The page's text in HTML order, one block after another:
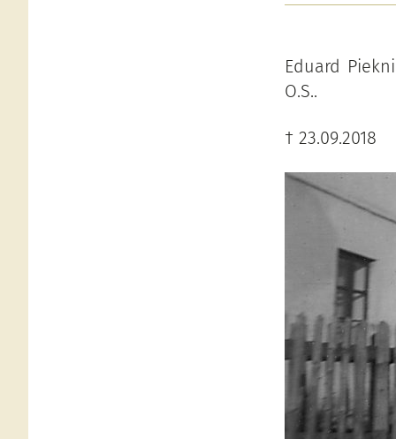
Eduard
O.S..
† 23.09.2018